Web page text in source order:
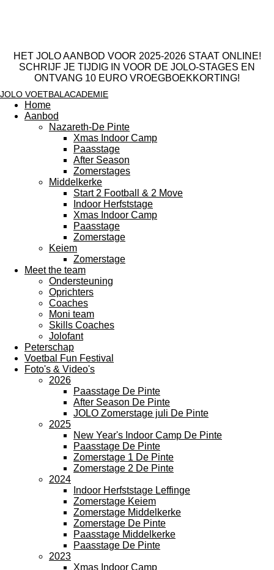
HET JOLO AANBOD VOOR 2025-2026 STAAT ONLINE!
SCHRIJF JE TIJDIG IN VOOR DE JOLO-STAGES EN
ONTVANG 10 EURO VROEGBOEKKORTING!
JOLO VOETBALACADEMIE
Home
Aanbod
Nazareth-De Pinte
Xmas Indoor Camp
Paasstage
After Season
Zomerstages
Middelkerke
Start 2 Football & 2 Move
Indoor Herfststage
Xmas Indoor Camp
Paasstage
Zomerstage
Keiem
Zomerstage
Meet the team
Ondersteuning
Oprichters
Coaches
Moni team
Skills Coaches
Jolofant
Peterschap
Voetbal Fun Festival
Foto's & Video's
2026
Paasstage De Pinte
After Season De Pinte
JOLO Zomerstage juli De Pinte
2025
New Year's Indoor Camp De Pinte
Paasstage De Pinte
Zomerstage 1 De Pinte
Zomerstage 2 De Pinte
2024
Indoor Herfststage Leffinge
Zomerstage Keiem
Zomerstage Middelkerke
Zomerstage De Pinte
Paasstage Middelkerke
Paasstage De Pinte
2023
Xmas Indoor Camp